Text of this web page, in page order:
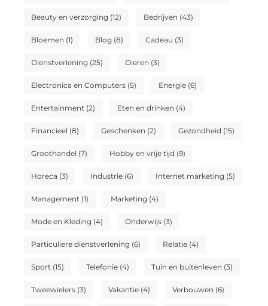
Beauty en verzorging (12) Bedrijven (43)
Bloemen (1) Blog (8) Cadeau (3)
Dienstverlening (25) Dieren (3)
Electronica en Computers(5) Energie(6)
Entertainment(2) Eten en drinken (4)
Financieel (8) Geschenken (2) Gezondheid (15)
Groothandel (7) Hobby en vrije tijd (9)
Horeca (3) Industrie(6) Internet marketing (5)
Management(1) Marketing (4)
Mode en Kleding (4) Onderwijs(3)
Particuliere dienstverlening (6) Relatie(4)
Sport(15) Telefonie(4) Tuin en buitenleven (3)
Tweewielers(3) Vakantie(4) Verbouwen (6)